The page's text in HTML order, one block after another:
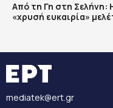
Από τη Γη στη Σελήνη:
«χρυσή ευκαιρία»
mediatek@ert.gr